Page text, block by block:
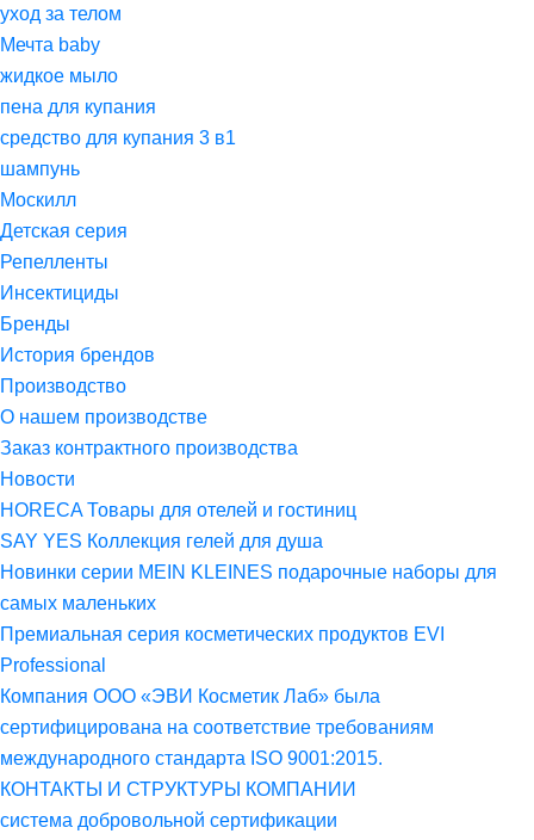
уход за телом
Мечта baby
жидкое мыло
пена для купания
средство для купания 3 в1
шампунь
Москилл
Детская серия
Репелленты
Инсектициды
Бренды
История брендов
Производство
О нашем производстве
Заказ контрактного производства
Новости
HORECA Товары для отелей и гостиниц
SAY YES Коллекция гелей для душа
Новинки серии MEIN KLEINES подарочные наборы для
самых маленьких
Премиальная серия косметических продуктов EVI
Professional
Компания ООО «ЭВИ Косметик Лаб» была
сертифицирована на соответствие требованиям
международного стандарта ISO 9001:2015.
КОНТАКТЫ И СТРУКТУРЫ КОМПАНИИ
система добровольной сертификации